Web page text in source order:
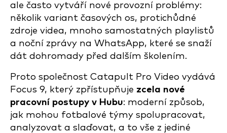
ale často vytváří nové provozní problémy:
několik variant časových os, protichůdné
zdroje videa, mnoho samostatných playlistů
a noční zprávy na WhatsApp, které se snaží
dát dohromady před dalším školením.
Proto společnost Catapult Pro Video vydává
Focus 9, který zpřístupňuje zcela nové
pracovní postupy v Hubu: moderní způsob,
jak mohou fotbalové týmy spolupracovat,
analyzovat a slaďovat, a to vše z jediné